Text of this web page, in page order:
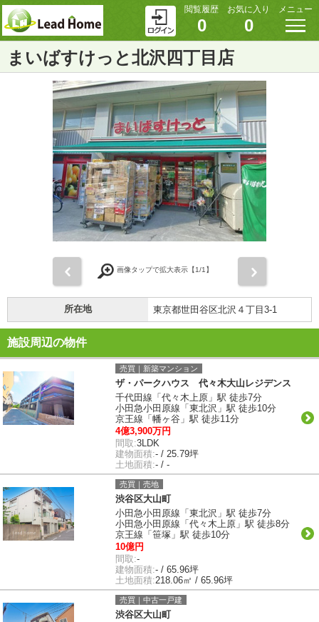
閲覧履歴
0
お気に入り
0
メニュー
まいばすけっと北沢四丁目店
画像タップで拡大表示【1/1】
所在地 東京都世田谷区北沢４丁目3-1
施設周辺の物件
売買｜新築マンション
ザ・パークハウス 代々木大山レジデンス
千代田線「代々木上原」駅 徒歩7分
小田急小田原線「東北沢」駅 徒歩10分
京王線「幡ヶ谷」駅 徒歩11分
4億3,900万円
間取:3LDK
建物面積:- / 25.79坪
土地面積:- / -
売買｜売地
渋谷区大山町
小田急小田原線「東北沢」駅 徒歩7分
小田急小田原線「代々木上原」駅 徒歩8分
京王線「笹塚」駅 徒歩10分
10億円
間取:-
建物面積:- / 65.96坪
土地面積:218.06㎡ / 65.96坪
売買｜中古一戸建
渋谷区大山町